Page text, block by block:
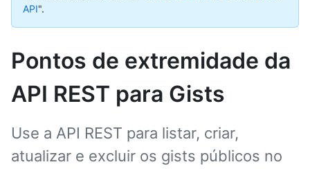
API".
Pontos de extremidade da
API REST para Gists
Use a API REST para listar, criar,
atualizar e excluir os gists públicos no